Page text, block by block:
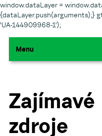
window.dataLayer =
{dataLayer.push(arguments);}
'UA-144909968-1');
Menu
zdroje